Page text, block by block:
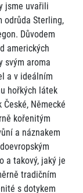
jsme uvařili
odrůda Sterling,
Důvodem
amerických
svým aroma
a v ideálním
hořkých látek
Německé
kořenitým
a náznakem
a takový, jaký je
tradičním
s dotykem